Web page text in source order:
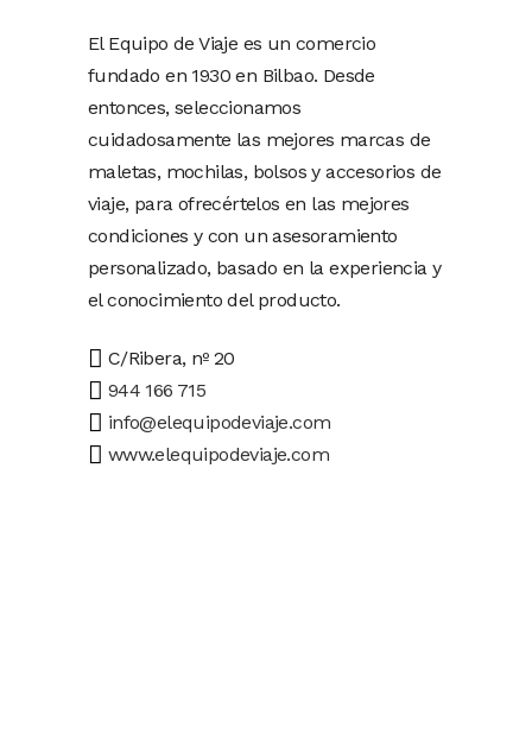
El Equipo de Viaje es un comercio
fundado en 1930 en Bilbao. Desde
entonces, seleccionamos
cuidadosamente las mejores marcas de
maletas, mochilas, bolsos y accesorios de
viaje, para ofrecértelos en las mejores
condiciones y con un asesoramiento
personalizado, basado en la experiencia y
el conocimiento del producto.
C/Ribera, nº 20
944 166 715
info@elequipodeviaje.com
www.elequipodeviaje.com